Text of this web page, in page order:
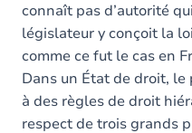
connaît pas d’autorité
législateur y conçoit la
comme ce fut le cas en
Dans un État de droit,
à des règles de droit
respect de trois grands